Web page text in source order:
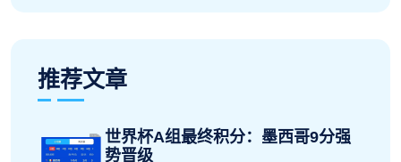
推荐文章
世界杯A组最终积分：墨西哥9分强
势晋级